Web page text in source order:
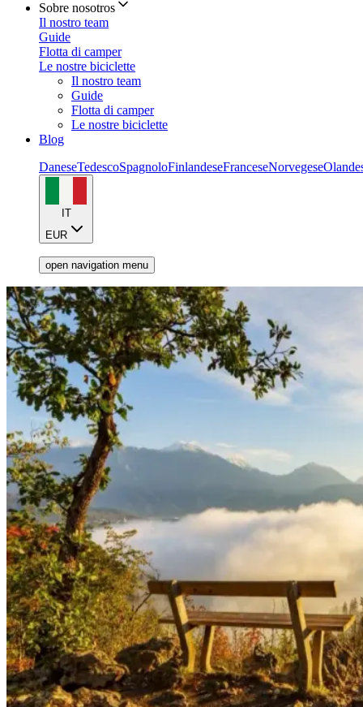
Sobre nosotros
Il nostro team
Guide
Flotta di camper
Le nostre biciclette
Il nostro team
Guide
Flotta di camper
Le nostre biciclette
Blog
DaneseTedescoSpagnoloFinlandeseFranceseNorvegese
IT
EUR
open navigation menu